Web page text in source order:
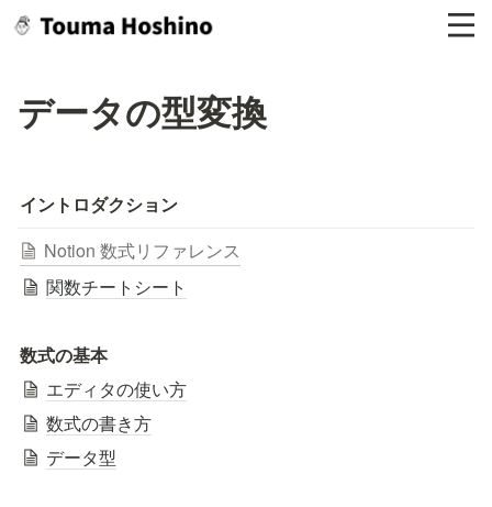
データの型変換
イントロダクション
Notion 数式リファレンス
関数チートシート
数式の基本
エディタの使い方
数式の書き方
データ型